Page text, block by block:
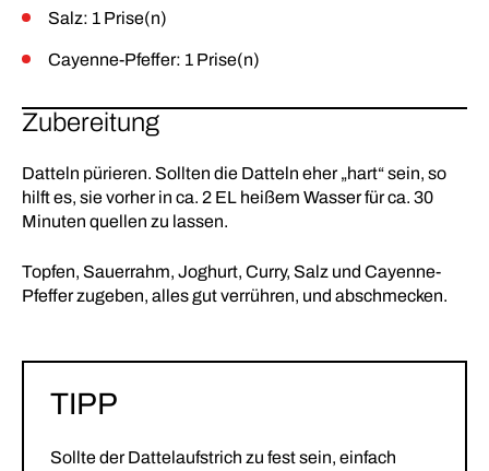
Salz: 1 Prise(n)
Cayenne-Pfeffer: 1 Prise(n)
Zubereitung
Datteln pürieren. Sollten die Datteln eher „hart“ sein, so
hilft es, sie vorher in ca. 2 EL heißem Wasser für ca. 30
Minuten quellen zu lassen.
Topfen, Sauerrahm, Joghurt, Curry, Salz und Cayenne-
Pfeffer zugeben, alles gut verrühren, und abschmecken.
TIPP
Sollte der Dattelaufstrich zu fest sein, einfach